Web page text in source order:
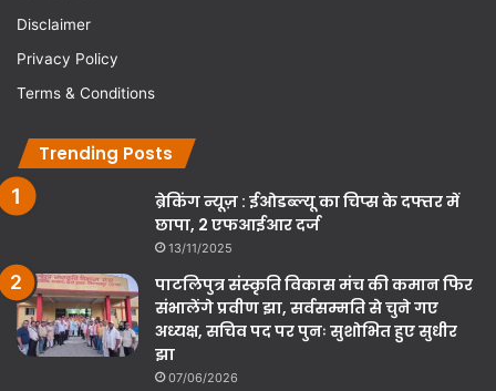
Disclaimer
Privacy Policy
Terms & Conditions
Trending Posts
ब्रेकिंग न्यूज़ : ईओडब्ल्यू का चिप्स के दफ्तर में
छापा, 2 एफआईआर दर्ज
13/11/2025
पाटलिपुत्र संस्कृति विकास मंच की कमान फिर
संभालेंगे प्रवीण झा, सर्वसम्मति से चुने गए
अध्यक्ष, सचिव पद पर पुनः सुशोभित हुए सुधीर
झा
07/06/2026